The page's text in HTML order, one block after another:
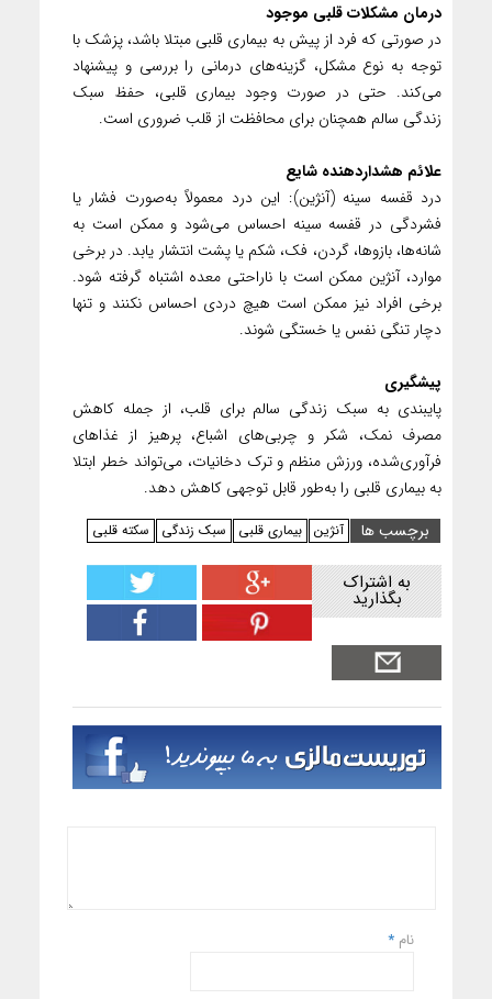
درمان مشکلات قلبی موجود
در صورتی که فرد از پیش به بیماری قلبی مبتلا باشد، پزشک با
توجه به نوع مشکل، گزینه‌های درمانی را بررسی و پیشنهاد
می‌کند. حتی در صورت وجود بیماری قلبی، حفظ سبک
زندگی سالم همچنان برای محافظت از قلب ضروری است.
علائم هشداردهنده شایع
درد قفسه سینه (آنژین): این درد معمولاً به‌صورت فشار یا
فشردگی در قفسه سینه احساس می‌شود و ممکن است به
شانه‌ها، بازوها، گردن، فک، شکم یا پشت انتشار یابد. در برخی
موارد، آنژین ممکن است با ناراحتی معده اشتباه گرفته شود.
برخی افراد نیز ممکن است هیچ دردی احساس نکنند و تنها
دچار تنگی نفس یا خستگی شوند.
پیشگیری
پایبندی به سبک زندگی سالم برای قلب، از جمله کاهش
مصرف نمک، شکر و چربی‌های اشباع، پرهیز از غذاهای
فرآوری‌شده، ورزش منظم و ترک دخانیات، می‌تواند خطر ابتلا
به بیماری قلبی را به‌طور قابل توجهی کاهش دهد.
برچسب ها
آنژین بیماری قلبی سبک زندگی سکته قلبی
به اشتراک
بگذارید
نام *